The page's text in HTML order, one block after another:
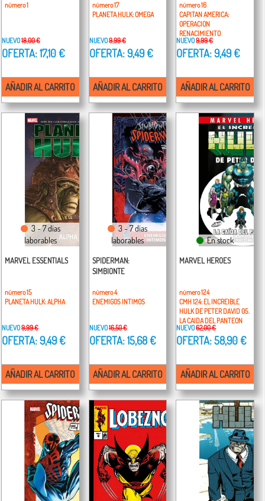
número 1
NUEVO18,00 €
OFERTA: 17,10 €
AÑADIR AL CARRITO
número 17
PLANETA HULK: OMEGA
NUEVO9,99 €
OFERTA: 9,49 €
AÑADIR AL CARRITO
número 16
CAPITAN AMERICA:
OPERACION
RENACIMIENTO
NUEVO9,99 €
OFERTA: 9,49 €
AÑADIR AL CARRITO
3 - 7 días
laborables
MARVEL ESSENTIALS
número 15
PLANETA HULK: ALPHA
NUEVO9,99 €
OFERTA: 9,49 €
AÑADIR AL CARRITO
3 - 7 días
laborables
SPIDERMAN:
SIMBIONTE
número 4
ENEMIGOS INTIMOS
NUEVO16,50 €
OFERTA: 15,68 €
AÑADIR AL CARRITO
En stock
MARVEL HEROES
número 124
CMH 124: EL INCREIBLE
HULK DE PETER DAVID 05.
LA CAIDA DEL PANTEON
NUEVO62,00 €
OFERTA: 58,90 €
AÑADIR AL CARRITO